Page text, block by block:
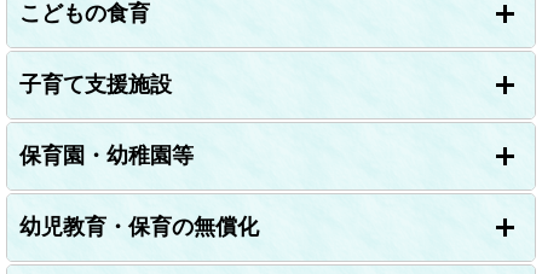
こどもの食育
子育て支援施設
保育園・幼稚園等
幼児教育・保育の無償化